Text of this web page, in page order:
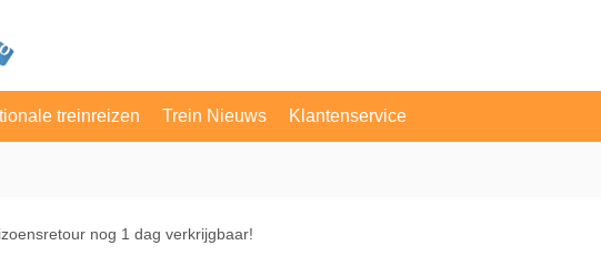
treinreizen Trein Nieuws Klantenservice
nog 1 dag verkrijgbaar!